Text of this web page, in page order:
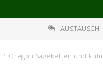
AUSTAUSCH
/ Oregon Sägeketten und